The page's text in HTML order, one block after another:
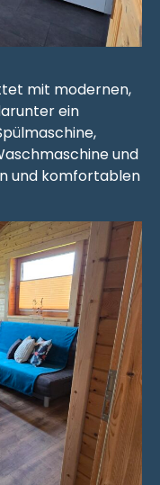
mit modernen,
ein
und
und komfortablen